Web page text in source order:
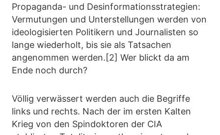
Propaganda- und Desinformationsstrategien:
Vermutungen und Unterstellungen werden von
ideologisierten Politikern und Journalisten so
lange wiederholt, bis sie als Tatsachen
angenommen werden.[2] Wer blickt da am
Ende noch durch?
Völlig verwässert werden auch die Begriffe
links und rechts. Nach der im ersten Kalten
Krieg von den Spindoktoren der CIA